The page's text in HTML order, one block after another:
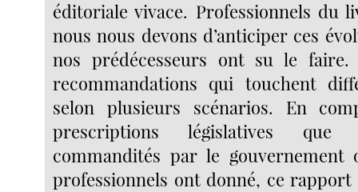
éditoriale vivace. Professionnels du
nous nous devons d’anticiper ces
nos prédécesseurs ont su le
recommandations qui touchent
selon plusieurs scénarios. En
prescriptions législatives
commandités par le gouvernement
professionnels ont donné, ce